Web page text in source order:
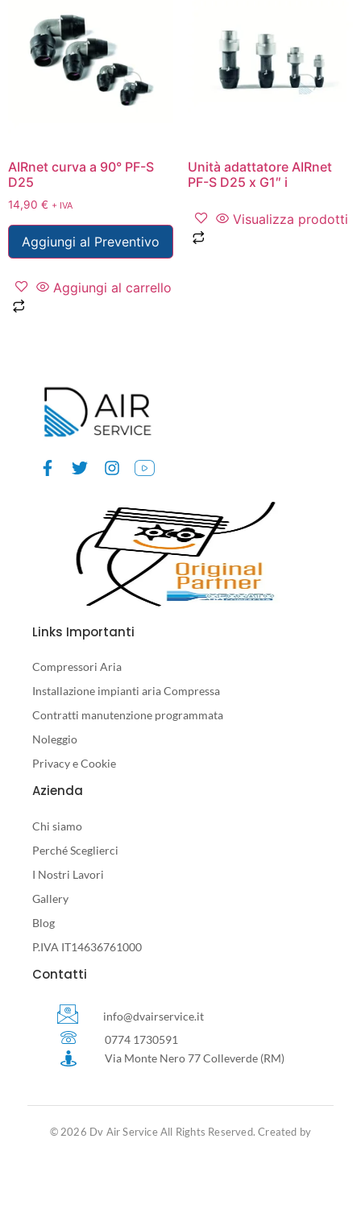
AIRnet curva a 90° PF-S
D25
14,90 € + IVA
Aggiungi al Preventivo
Aggiungi al carrello
Unità adattatore AIRnet
PF-S D25 x G1″ i
Visualizza prodotti
Links Importanti
Compressori Aria
Installazione impianti aria Compressa
Contratti manutenzione programmata
Noleggio
Privacy e Cookie
Azienda
Chi siamo
Perché Sceglierci
I Nostri Lavori
Gallery
Blog
P.IVA IT14636761000
Contatti
info@dvairservice.it
0774 1730591
Via Monte Nero 77 Colleverde (RM)
© 2026 Dv Air Service All Rights Reserved. Created by